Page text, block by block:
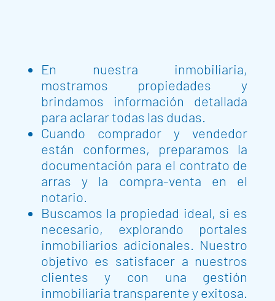
En nuestra inmobiliaria,
mostramos propiedades y
brindamos información detallada
para aclarar todas las dudas.
Cuando comprador y vendedor
están conformes, preparamos la
documentación para el contrato de
arras y la compra-venta en el
notario.
Buscamos la propiedad ideal, si es
necesario, explorando portales
inmobiliarios adicionales. Nuestro
objetivo es satisfacer a nuestros
clientes y con una gestión
inmobiliaria transparente y exitosa.